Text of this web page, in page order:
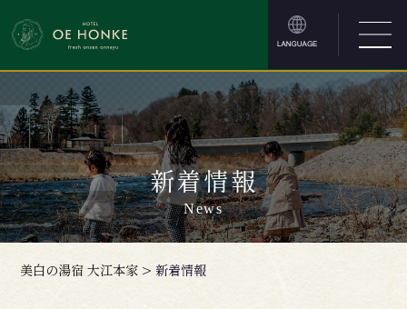
新着情報
News
美白の湯宿 大江本家 > 新着情報